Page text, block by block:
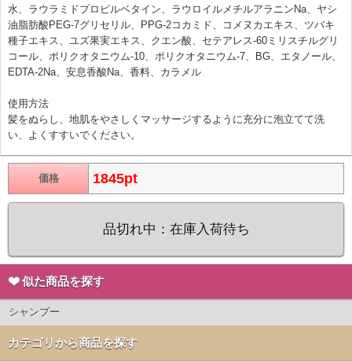
水、ラウラミドプロピルベタイン、ラウロイルメチルアラニンNa、ヤシ
油脂肪酸PEG-7グリセリル、PPG-2コカミド、コメヌカエキス、ツバキ
種子エキス、ユズ果実エキス、クエン酸、セテアレス-60ミリスチルグリ
コール、ポリクオタニウム-10、ポリクオタニウム-7、BG、エタノール、
EDTA-2Na、安息香酸Na、香料、カラメル
使用方法
髪をぬらし、地肌をやさしくマッサージするように充分に泡立てて洗
い、よくすすいでください。
価格 1845pt
品切れ中：在庫入荷待ち
似た商品を探す
シャンプー
カテゴリから商品を探す